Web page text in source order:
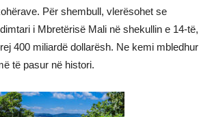
Për shembull, vlerësohet se
i Mbretërisë Mali në shekullin e 14-të,
400 miliardë dollarësh. Ne kemi mbledhur
të pasur në histori.